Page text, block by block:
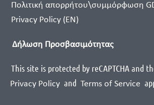
Πολιτική απορρήτου\συμμόρφωση
Privacy Policy (EN)
Δήλωση Προσβασιμότητας
This site is protected by reCAPTCHA and
Privacy Policy and Terms of Service